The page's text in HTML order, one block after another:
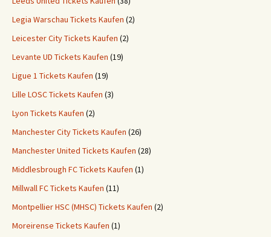
Legia Warschau Tickets Kaufen (2)
Leicester City Tickets Kaufen (2)
Levante UD Tickets Kaufen (19)
Ligue 1 Tickets Kaufen (19)
Lille LOSC Tickets Kaufen (3)
Lyon Tickets Kaufen (2)
Manchester City Tickets Kaufen (26)
Manchester United Tickets Kaufen (28)
Middlesbrough FC Tickets Kaufen (1)
Millwall FC Tickets Kaufen (11)
Montpellier HSC (MHSC) Tickets Kaufen (2)
Moreirense Tickets Kaufen (1)